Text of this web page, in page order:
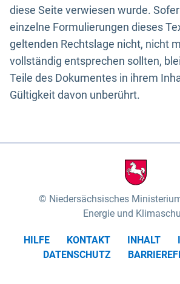
diese Seite verwiesen wurde.
einzelne Formulierungen dieses
geltenden Rechtslage nicht, nicht
vollständig entsprechen sollten,
Teile des Dokumentes in ihrem
Gültigkeit davon unberührt.
Niedersächsisches
Energie und
HILFE KONTAKT INHALT
DATENSCHUTZ